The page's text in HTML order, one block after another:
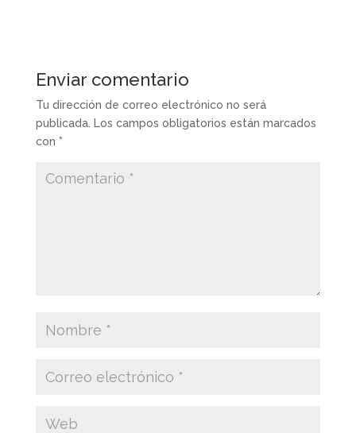
Enviar comentario
Tu dirección de correo electrónico no será
publicada. Los campos obligatorios están marcados
con *